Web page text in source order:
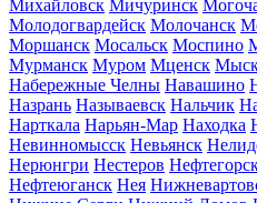
Михайловск Мичуринск
Молодогвардейск Молочанск
Моршанск Мосальск Моспино
Мурманск Муром Мценск
Набережные Челны Навашино
Назрань Называевск Нальчик
Нарткала Нарьян-Мар Находка
Невинномысск Невьянск
Нерюнгри Нестеров
Нефтеюганск Нея